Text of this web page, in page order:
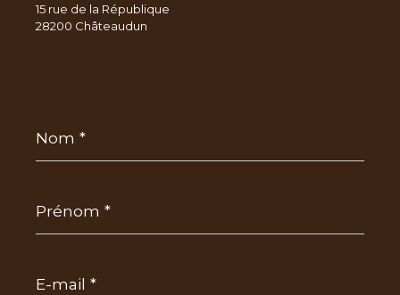
15 rue de la République
28200 Châteaudun
*
*
mail
*